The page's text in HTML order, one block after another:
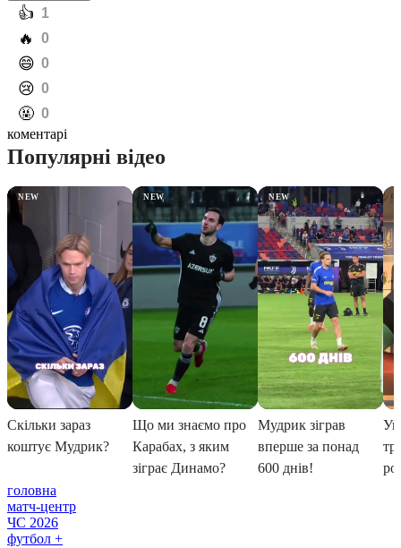
️👍 1
️🔥 0
️😄 0
️😢 0
️🤬 0
коментарі
головна
матч-центр
ЧС 2026
футбол +